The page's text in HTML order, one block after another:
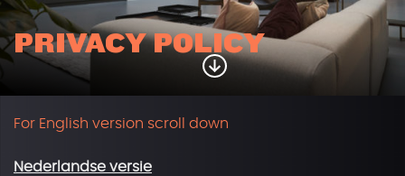
PRIVACY POLICY
For English version scroll down
Nederlandse versie